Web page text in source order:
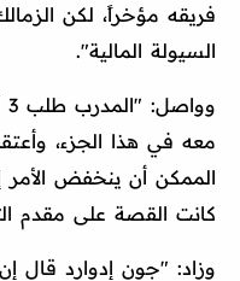
فريقه مؤخراً، لكن
السيولة المالية".
الممكن أن ينخفض الأمر
كانت القصة على مقدم
وزاد: "جون إدوارد قال